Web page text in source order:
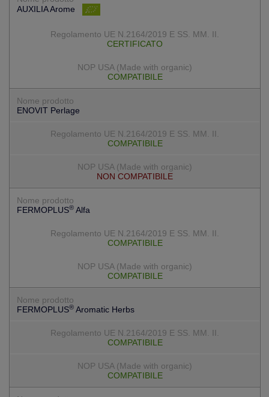
AUXILIA Arome
CERTIFICATO
COMPATIBILE
ENOVIT Perlage
COMPATIBILE
NON COMPATIBILE
FERMOPLUS®Alfa
COMPATIBILE
COMPATIBILE
FERMOPLUS®Aromatic Herbs
COMPATIBILE
COMPATIBILE